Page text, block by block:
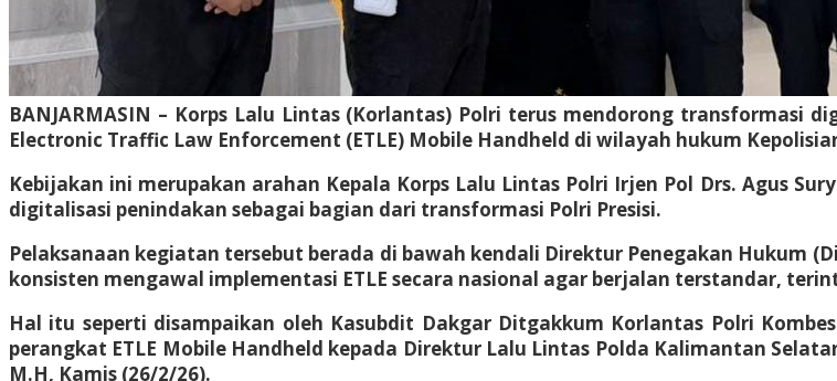
BANJARMASIN – Korps Lalu Lintas (Korlantas) Polri terus mendorong
Electronic Traffic Law Enforcement (ETLE) Mobile Handheld di wilayah hukum
Kebijakan ini merupakan arahan Kepala Korps Lalu Lintas Polri Irjen Pol Drs. Agus
digitalisasi penindakan sebagai bagian dari transformasi Polri Presisi.
Pelaksanaan kegiatan tersebut berada di bawah kendali Direktur Penegakan Hukum
konsisten mengawal implementasi ETLE secara nasional agar berjalan terstandar,
Hal itu seperti disampaikan oleh Kasubdit Dakgar Ditgakkum Korlantas Polri
perangkat ETLE Mobile Handheld kepada Direktur Lalu Lintas Polda Kalimantan
M.H, Kamis (26/2/26).